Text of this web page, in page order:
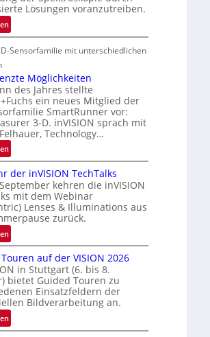
Lösungen voranzutreiben.
:
P
a
t
n
e
r
s
c
h
t
z
w
i
s
c
h
e
n
4
K
Sensorfamilie mit unterschiedlichen
Möglichkeiten
des Jahres stellte
ein neues Mitglied der
SmartRunner vor:
3-D. inVISION sprach mit
Technology…
:
U
n
b
e
g
r
e
z
t
e
M
ö
g
der inVISION TechTalks
kehren die inVISION
mit dem Webinar
Lenses & Illuminations aus
zurück.
:
R
ü
c
k
k
e
h
auf der VISION 2026
in Stuttgart (6. bis 8.
bietet Guided Touren zu
Einsatzfeldern der
Bildverarbeitung an.
:
G